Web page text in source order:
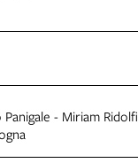
- Miriam Ridolfi